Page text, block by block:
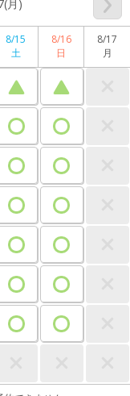
月)
8/15
土
8/16
日
8/17
月